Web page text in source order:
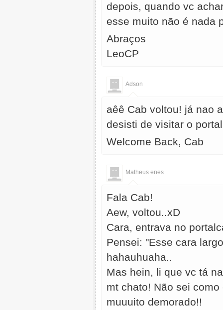
depois, quando vc
esse muito não é nada
Abraços
LeoCP
Adson
aêê Cab voltou! já nao
desisti de visitar o
Welcome Back, Cab
Matheus enes
Fala Cab!
Aew, voltou..xD
Cara, entrava no
Pensei: "Esse cara
hahauhuaha..
Mas hein, li que vc tá
mt chato! Não sei
muuuito demorado!!